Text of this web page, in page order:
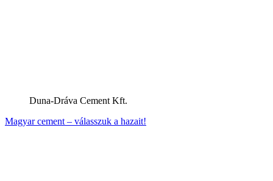
Duna-Dráva Cement Kft.
Magyar cement – válasszuk a hazait!